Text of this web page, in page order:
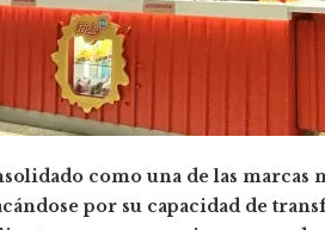
como una de las marcas
por su capacidad de